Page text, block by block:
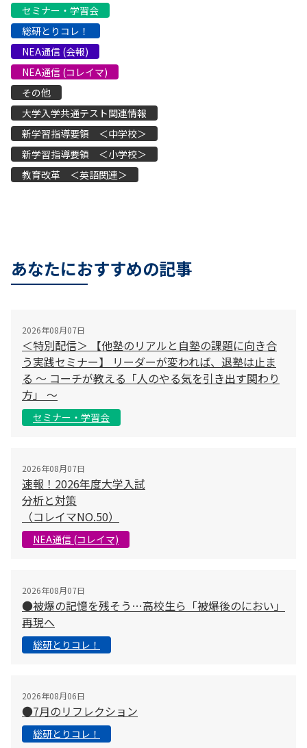
セミナー・学習会
総研とりコレ！
NEA通信 (会報)
NEA通信 (コレイマ)
その他
大学入学共通テスト関連情報
新学習指導要領 ＜中学校＞
新学習指導要領 ＜小学校＞
教育改革 ＜英語関連＞
あなたにおすすめの記事
2026年08月07日
＜特別配信＞ 【他塾のリアルと自塾の課題に向き合
う実践セミナー】 リーダーが変われば、退塾は止ま
る 〜 コーチが教える「人のやる気を引き出す関わり
方」 〜
セミナー・学習会
2026年08月07日
速報！2026年度大学入試
分析と対策
（コレイマNO.50）
NEA通信 (コレイマ)
2026年08月07日
●被爆の記憶を残そう…高校生ら「被爆後のにおい」
再現へ
総研とりコレ！
2026年08月06日
●7月のリフレクション
総研とりコレ！